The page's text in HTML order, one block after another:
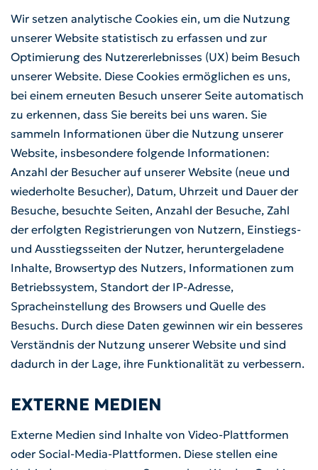
Wir setzen analytische Cookies ein, um die Nutzung
unserer Website statistisch zu erfassen und zur
Optimierung des Nutzererlebnisses (UX) beim Besuch
unserer Website. Diese Cookies ermöglichen es uns,
bei einem erneuten Besuch unserer Seite automatisch
zu erkennen, dass Sie bereits bei uns waren. Sie
sammeln Informationen über die Nutzung unserer
Website, insbesondere folgende Informationen:
Anzahl der Besucher auf unserer Website (neue und
wiederholte Besucher), Datum, Uhrzeit und Dauer der
Besuche, besuchte Seiten, Anzahl der Besuche, Zahl
der erfolgten Registrierungen von Nutzern, Einstiegs-
und Ausstiegsseiten der Nutzer, heruntergeladene
Inhalte, Browsertyp des Nutzers, Informationen zum
Betriebssystem, Standort der IP-Adresse,
Spracheinstellung des Browsers und Quelle des
Besuchs. Durch diese Daten gewinnen wir ein besseres
Verständnis der Nutzung unserer Website und sind
dadurch in der Lage, ihre Funktionalität zu verbessern.
EXTERNE MEDIEN
Externe Medien sind Inhalte von Video-Plattformen
oder Social-Media-Plattformen. Diese stellen eine